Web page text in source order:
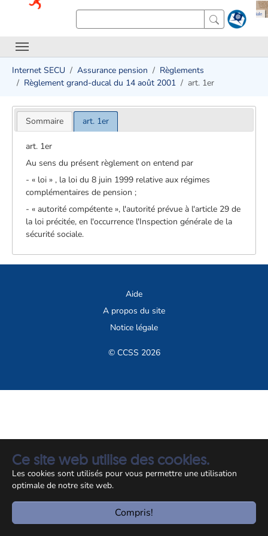
Ce site web utilise des cookies.
Les cookies sont utilisés pour vous permettre une utilisation
optimale de notre site web.
Compris!
Internet SECU Assurance pension
Règlements
Règlement grand-ducal du 14 août 2001
art. 1er
Sommaire art. 1er
art. 1er
Au sens du présent règlement on entend par
- « loi » , la loi du 8 juin 1999 relative aux régimes
complémentaires de pension ;
- « autorité compétente », l'autorité prévue à l'article 29 de
la loi précitée, en l'occurrence l'Inspection générale de la
sécurité sociale.
Aide
A propos du site
Notice légale
© CCSS 2026